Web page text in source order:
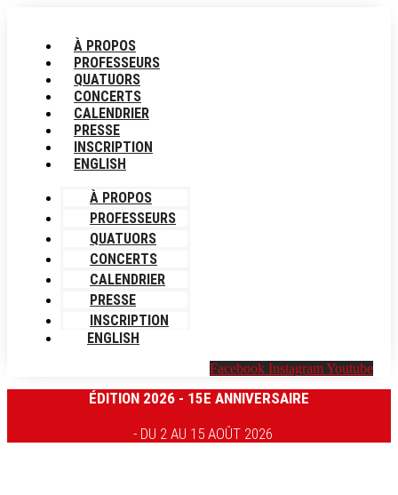
contenu
À PROPOS
PROFESSEURS
QUATUORS
CONCERTS
CALENDRIER
PRESSE
INSCRIPTION
ENGLISH
À PROPOS
PROFESSEURS
QUATUORS
CONCERTS
CALENDRIER
PRESSE
INSCRIPTION
ENGLISH
Facebook InstagramYoutube
ÉDITION 2026 - 15E ANNIVERSAIRE
- DU 2 AU 15 AOÛT 2026